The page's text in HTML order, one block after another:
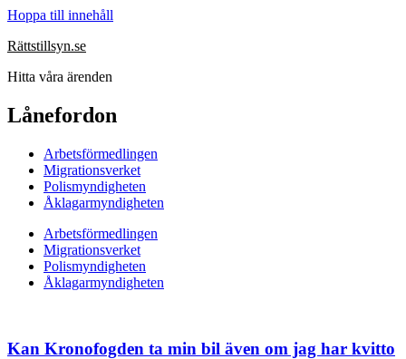
Hoppa till innehåll
Rättstillsyn.se
Hitta våra ärenden
Lånefordon
Arbetsförmedlingen
Migrationsverket
Polismyndigheten
Åklagarmyndigheten
Arbetsförmedlingen
Migrationsverket
Polismyndigheten
Åklagarmyndigheten
Kan Kronofogden ta min bil även om jag har kvitto